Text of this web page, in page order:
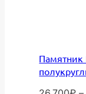
Памятник